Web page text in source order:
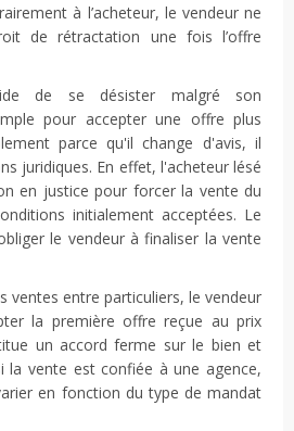
à l’acheteur, le vendeur ne
de rétractation une fois l’offre
de se désister malgré son
pour accepter une offre plus
parce qu'il change d'avis, il
juridiques. En effet, l'acheteur lésé
en justice pour forcer la vente du
initialement acceptées. Le
le vendeur à finaliser la vente
ventes entre particuliers, le vendeur
la première offre reçue au prix
un accord ferme sur le bien et
la vente est confiée à une agence,
en fonction du type de mandat